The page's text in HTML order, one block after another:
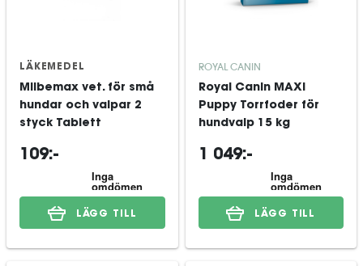
LÄKEMEDEL
Milbemax vet. för små
hundar och valpar 2
styck Tablett
109:-
LÄGG TILL
ROYAL CANIN
Royal Canin MAXI
Puppy Torrfoder för
hundvalp 15 kg
1 049:-
LÄGG TILL